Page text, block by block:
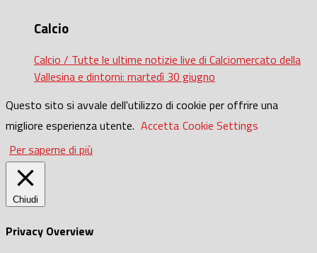
Calcio
Calcio / Tutte le ultime notizie live di Calciomercato della
Vallesina e dintorni: martedì 30 giugno
Questo sito si avvale dell'utilizzo di cookie per offrire una
migliore esperienza utente. Accetta Cookie Settings
Per saperne di più
Chiudi
Privacy Overview